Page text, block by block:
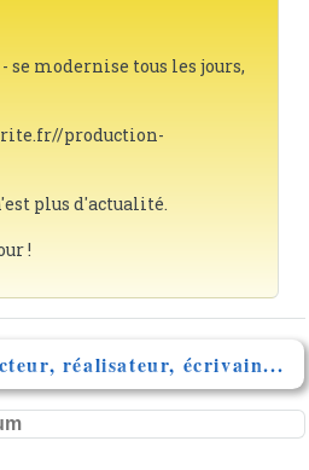
se modernise tous les jours,
production-
plus d'actualité.
!
réalisateur, écrivain...